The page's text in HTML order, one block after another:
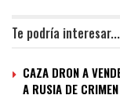
Te podría interesar...
CAZA DRON A
A RUSIA DE